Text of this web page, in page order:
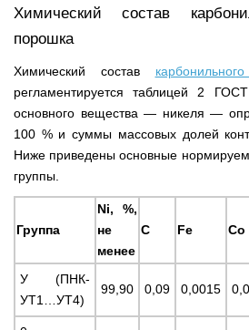
Химический состав
порошка
Химический состав
регламентируется таблицей 2
основного вещества — никеля —
100 % и суммы массовых долей
Ниже приведены основные
группы.
Группа
Ni, %,
не
менее
C Fe Co
У (ПНК-
УТ1…УТ4)
99,90 0,09 0,0015